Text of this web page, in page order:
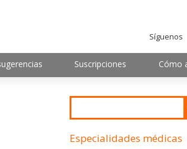
Síguenos
Suscripciones Cómo
Especialidades médicas